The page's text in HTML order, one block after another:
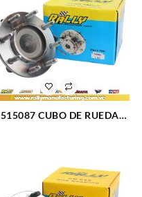
515087 CUBO DE RUEDA